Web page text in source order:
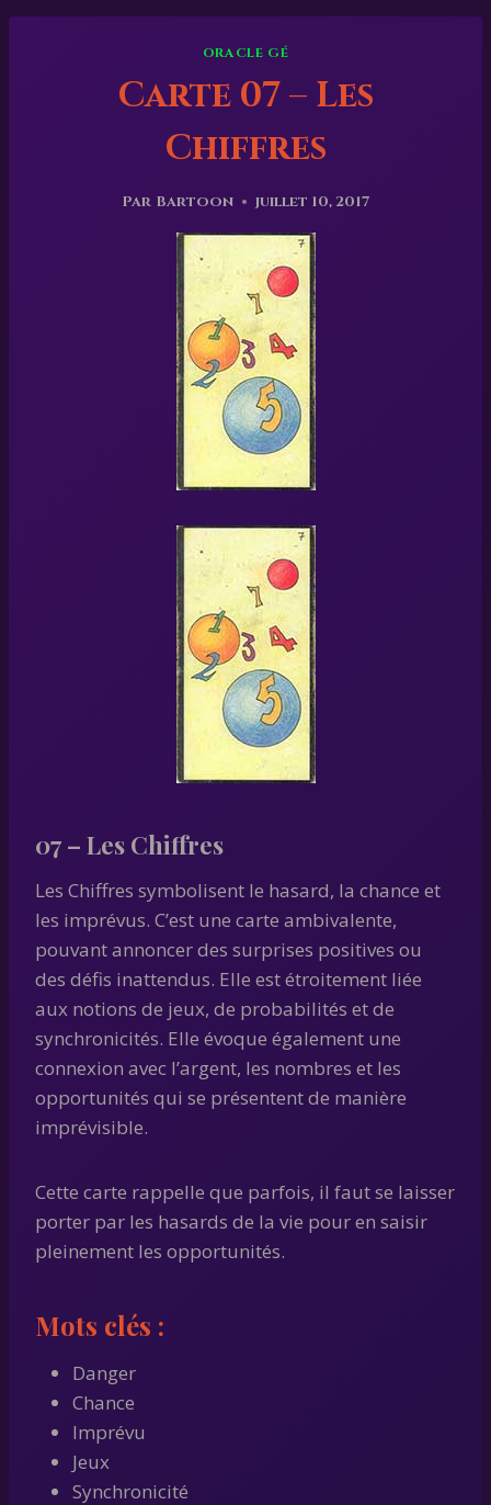
ORACLE GÉ
Carte 07 – Les
Chiffres
Par Bartoon juillet 10, 2017
07 – Les Chiffres
Les Chiffres symbolisent le hasard, la chance et
les imprévus. C’est une carte ambivalente,
pouvant annoncer des surprises positives ou
des défis inattendus. Elle est étroitement liée
aux notions de jeux, de probabilités et de
synchronicités. Elle évoque également une
connexion avec l’argent, les nombres et les
opportunités qui se présentent de manière
imprévisible.
Cette carte rappelle que parfois, il faut se laisser
porter par les hasards de la vie pour en saisir
pleinement les opportunités.
Mots clés :
Danger
Chance
Imprévu
Jeux
Synchronicité